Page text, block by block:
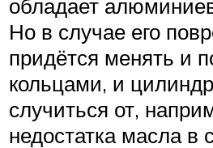
обладает
Но в случае его
придётся менять и
кольцами, и
случиться от,
недостатка масла в